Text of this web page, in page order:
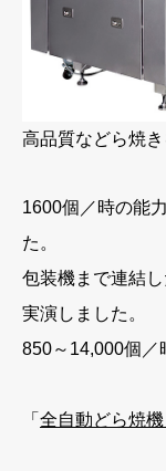
高品質などら焼
1600個／時の能
た。
包装機まで連結
実演しました。
850～14,000個／
「 全自動どら焼